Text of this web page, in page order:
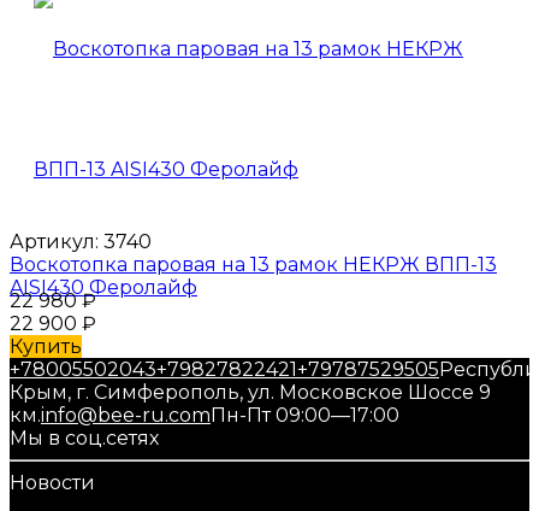
Артикул: 3740
Воскотопка паровая на 13 рамок НЕКРЖ ВПП-13
AISI430 Феролайф
22 980₽
22 900 ₽
Купить
+78005502043+79827822421+79787529505
Крым, г. Симферополь, ул. Московское Шоссе 9
км.info@bee-ru.comПн-Пт 09:00—17:00
Мы в соц.сетях
Новости